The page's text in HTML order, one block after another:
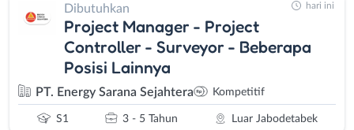
Dibutuhkan
Project Manager - Project
Controller - Surveyor - Beberapa
Posisi Lainnya
PT. Energy Sarana Sejahtera Kompetitif
S1 3 - 5 Tahun Luar Jabodetabek
hari ini